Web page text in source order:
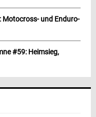
Motocross- und Enduro-
#59: Heimsieg,